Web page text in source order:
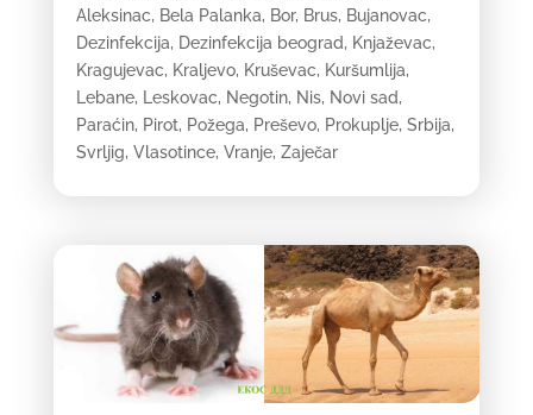
Aleksinac, Bela Palanka, Bor, Brus, Bujanovac,
Dezinfekcija, Dezinfekcija beograd, Knjaževac,
Kragujevac, Kraljevo, Kruševac, Kuršumlija,
Lebane, Leskovac, Negotin, Nis, Novi sad,
Paraćin, Pirot, Požega, Preševo, Prokuplje, Srbija,
Svrljig, Vlasotince, Vranje, Zaječar